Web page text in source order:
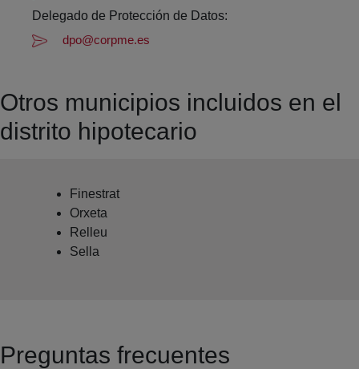
Delegado de Protección de Datos:
dpo@corpme.es
Otros municipios incluidos en el
distrito hipotecario
Finestrat
Orxeta
Relleu
Sella
Preguntas frecuentes